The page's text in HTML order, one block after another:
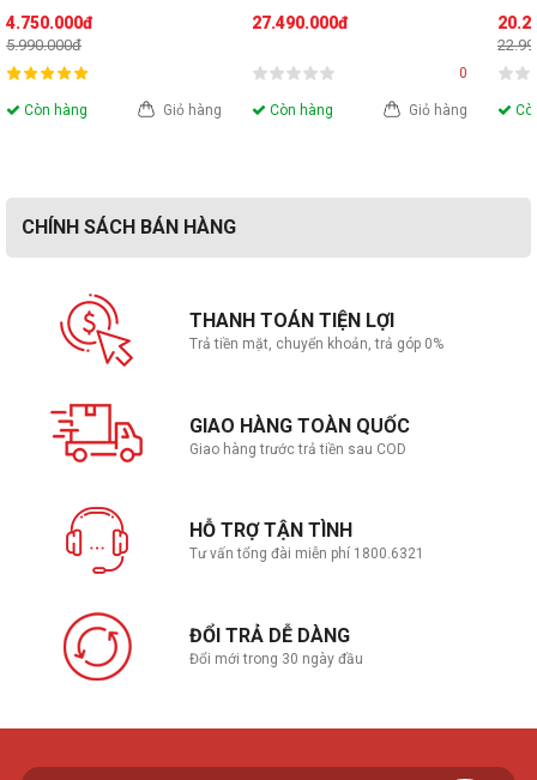
| 6 Nhân | 12 Luồng |
Socket AM4, 96MB
cache) (Tray)
4.750.000đ
5.990.000đ
Còn hàng Giỏ hàng
Luồng | 4.3 GHz Boost
TDP 200W | Socket AM5)
27.490.000đ
0
Còn hàng Giỏ hàng
CHÍNH SÁCH BÁN HÀNG
THANH TOÁN TIỆN LỢI
Trả tiền mặt, chuyển khoản, trả góp 0%
GIAO HÀNG TOÀN QUỐC
Giao hàng trước trả tiền sau COD
HỖ TRỢ TẬN TÌNH
Tư vấn tổng đài miễn phí 1800.6321
ĐỔI TRẢ DỄ DÀNG
Đổi mới trong 30 ngày đầu